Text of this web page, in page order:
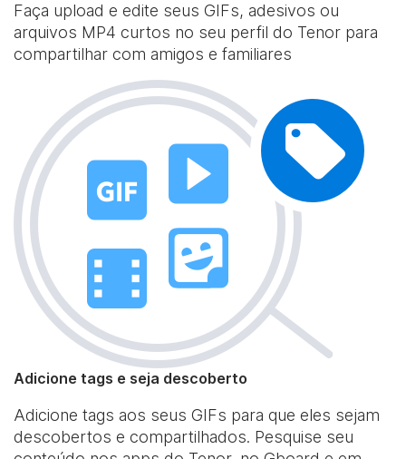
Faça upload e edite seus GIFs, adesivos ou
arquivos MP4 curtos no seu perfil do Tenor para
compartilhar com amigos e familiares
Adicione tags e seja descoberto
Adicione tags aos seus GIFs para que eles sejam
descobertos e compartilhados. Pesquise seu